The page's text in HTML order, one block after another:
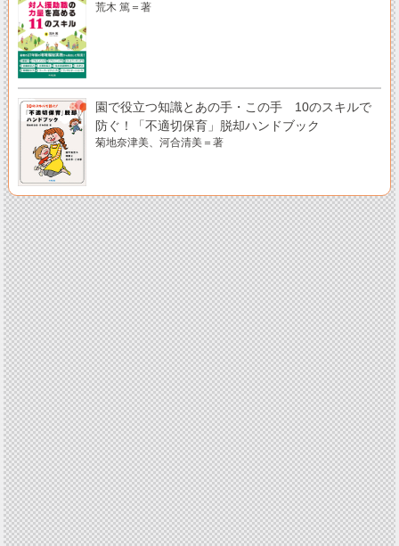
荒木 篤＝著
園で役立つ知識とあの手・この手 10のスキルで
防ぐ！「不適切保育」脱却ハンドブック
菊地奈津美、河合清美＝著